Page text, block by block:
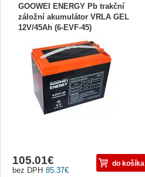
GOOWEI ENERGY Pb trakční
záložní akumulátor VRLA GEL
12V/45Ah (6-EVF-45)
45 Ah olověný akumulátor v provedení
VRLA (GEL) vhodný pro aplikace, kde
dochází k častému a hlubokému vybíjení /
cyklování, tedy hlavně pro pohony
elektromotorů....
85.37€
bez DPH
105.01€ do košíka